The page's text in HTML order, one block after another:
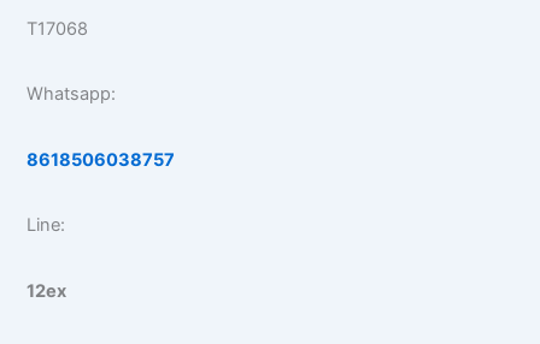
T17068
Whatsapp:
8618506038757
Line:
12ex